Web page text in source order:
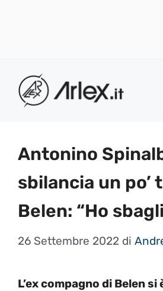
contenuto
Antonino
sbilancia un po’
Belen: “Ho
26 Settembre 2022 di
L’ex compagno di Belen si